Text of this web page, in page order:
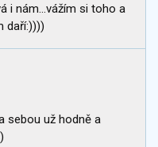
i nám...vážím si toho a
daří:))))
sebou už hodně a